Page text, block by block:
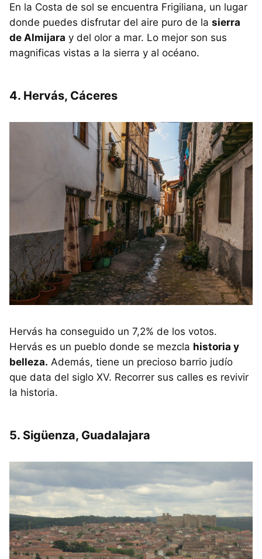
En la Costa de sol se encuentra Frigiliana, un lugar
donde puedes disfrutar del aire puro de la sierra
de Almijara y del olor a mar. Lo mejor son sus
magnificas vistas a la sierra y al océano.
4. Hervás, Cáceres
Hervás ha conseguido un 7,2% de los votos.
Hervás es un pueblo donde se mezcla historia y
belleza. Además, tiene un precioso barrio judío
que data del siglo XV. Recorrer sus calles es revivir
la historia.
5. Sigüenza, Guadalajara